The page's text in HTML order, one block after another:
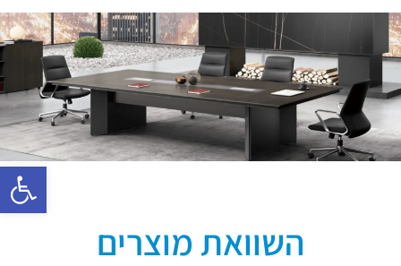
פתח
השוואת מוצרים